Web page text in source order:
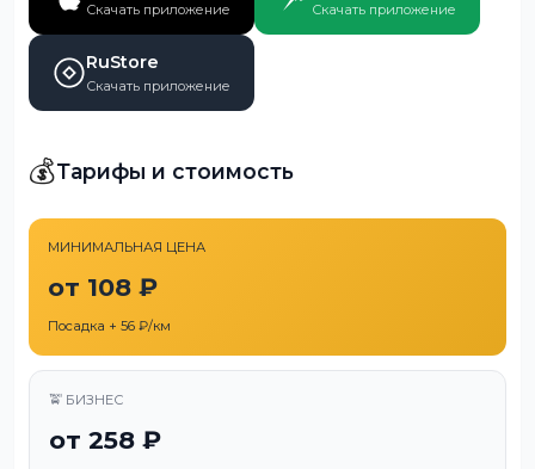
Скачать приложение Скачать приложение
RuStore
Скачать приложение
💰Тарифы и стоимость
МИНИМАЛЬНАЯ ЦЕНА
от 108 ₽
Посадка + 56 ₽/км
🚖 БИЗНЕС
от 258 ₽